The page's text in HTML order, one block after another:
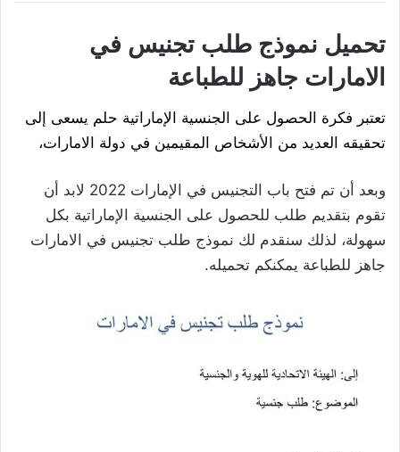
تحميل نموذج طلب تجنيس في
الامارات جاهز للطباعة
تعتبر فكرة الحصول على الجنسية الإماراتية حلم يسعى إلى
تحقيقه العديد من الأشخاص المقيمين في دولة الامارات،
وبعد أن تم فتح باب التجنيس في الإمارات 2022 لابد أن
تقوم بتقديم طلب للحصول على الجنسية الإماراتية بكل
سهولة، لذلك سنقدم لك نموذج طلب تجنيس في الامارات
جاهز للطباعة يمكنكم تحميله.